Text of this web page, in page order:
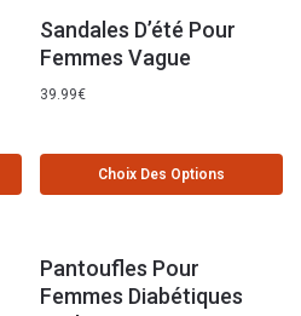
Sandales D’été Pour
Femmes Vague
39.99€
Choix Des Options
Pantoufles Pour
Femmes Diabétiques